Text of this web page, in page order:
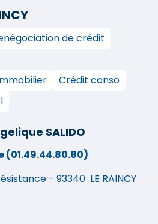
de crédit
Crédit conso
SALIDO
(01.49.44.80.80)
- 93340 LE RAINCY